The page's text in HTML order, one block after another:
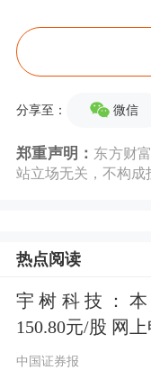
在财报电话
理层定调为
将在未来几
值。”百度联
与之形成鲜
对“现金牛”
盘持续萎缩
分享至： 微信
郑重声明： 东方财
站立场无关，不构成
热点阅读
宇树科技：
150.80元/股 网
中国证券报